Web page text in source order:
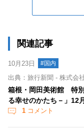
関連記事
10月23日 #国内
出典：旅行新聞 - 株式会
箱根・岡田美術館 特
る幸せのかたち－」12
1 コメント